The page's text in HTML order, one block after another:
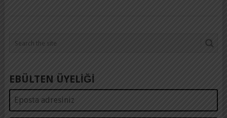
EBÜLTEN ÜYELİĞİ